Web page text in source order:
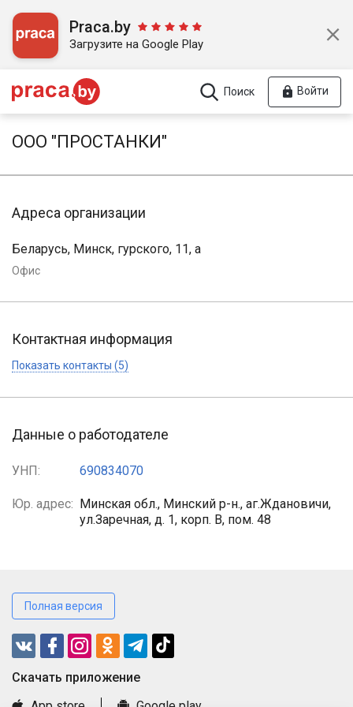
Praca.by
Загрузите на Google Play
Поиск Войти
ООО "ПРОСТАНКИ"
Адреса организации
Беларусь, Минск, гурского, 11, а
Офис
Контактная информация
Показать контакты (5)
Данные о работодателе
УНП: 690834070
Юр. адрес:
Минская обл., Минский р-н., аг.Ждановичи,
ул.Заречная, д. 1, корп. В, пом. 48
Полная версия
Cкачать приложение